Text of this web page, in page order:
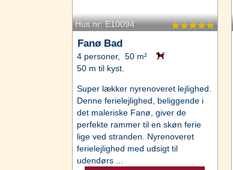
Hus nr: E10094
Fanø Bad
4 personer, 50 m²
50 m til kyst.
Super lækker nyrenoveret lejlighed.
Denne ferielejlighed, beliggende i
det maleriske Fanø, giver de
perfekte rammer til en skøn ferie
lige ved stranden. Nyrenoveret
ferielejlighed med udsigt til
udendørs ...